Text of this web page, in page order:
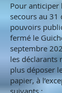
Pour anticiper
secours au 31
pouvoirs
fermé le
septembre
les déclarants
plus déposer
papier, à
suivants :